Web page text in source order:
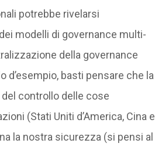
potrebbe rivelarsi
modelli di governance multi-
della governance
basti pensare che la
controllo delle cose
(Stati Uniti d’America, Cina e
la nostra sicurezza (si pensi al